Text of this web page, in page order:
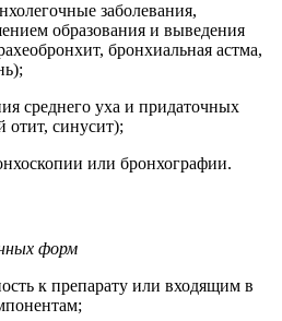
заболевания,
образования и выведения
бронхиальная астма,
среднего уха и придаточных
отит, синусит);
или бронхографии.
форм
к препарату или входящим в